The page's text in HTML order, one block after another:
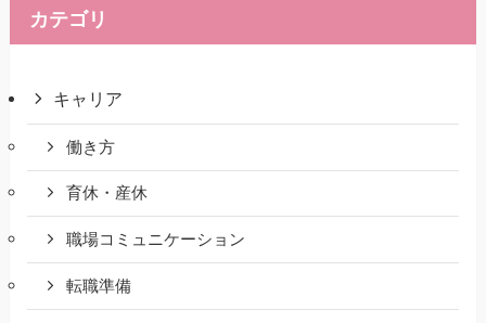
カテゴリ
キャリア
働き方
育休・産休
職場コミュニケーション
転職準備